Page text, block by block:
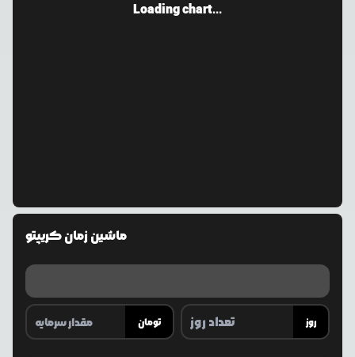
Loading chart...
ماشین زمان کریپتو
تومان روز